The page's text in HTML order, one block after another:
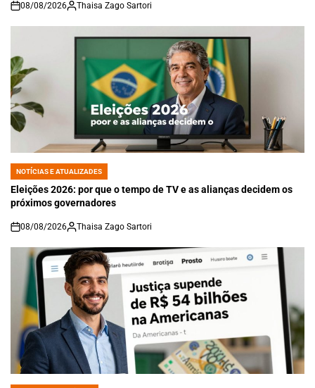
on
08/08/2026 Thaisa Zago Sartori
POSTED
IN
NOTÍCIAS E ATUALIZADES
Eleições 2026: por que o tempo de TV e as alianças decidem os
próximos governadores
on
08/08/2026 Thaisa Zago Sartori